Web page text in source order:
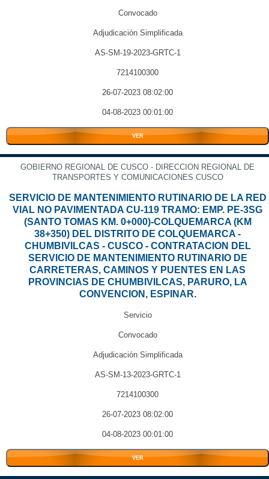
Convocado
Adjudicación Simplificada
AS-SM-19-2023-GRTC-1
7214100300
26-07-2023 08:02:00
04-08-2023 00:01:00
VER
GOBIERNO REGIONAL DE CUSCO - DIRECCION REGIONAL DE
TRANSPORTES Y COMUNICACIONES CUSCO
SERVICIO DE MANTENIMIENTO RUTINARIO DE LA RED
VIAL NO PAVIMENTADA CU-119 TRAMO: EMP. PE-3SG
(SANTO TOMAS KM. 0+000)-COLQUEMARCA (KM
38+350) DEL DISTRITO DE COLQUEMARCA -
CHUMBIVILCAS - CUSCO - CONTRATACION DEL
SERVICIO DE MANTENIMIENTO RUTINARIO DE
CARRETERAS, CAMINOS Y PUENTES EN LAS
PROVINCIAS DE CHUMBIVILCAS, PARURO, LA
CONVENCION, ESPINAR.
Servicio
Convocado
Adjudicación Simplificada
AS-SM-13-2023-GRTC-1
7214100300
26-07-2023 08:02:00
04-08-2023 00:01:00
VER